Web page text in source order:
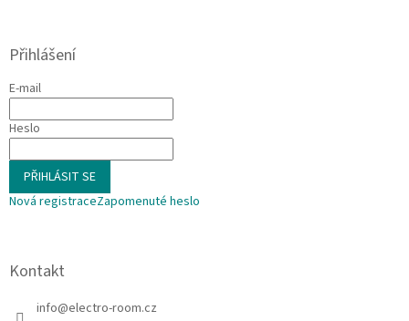
Přihlášení
E-mail
Heslo
PŘIHLÁSIT SE
Nová registraceZapomenuté heslo
Kontakt
info@electro-room.cz